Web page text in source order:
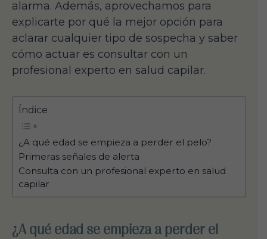
alarma. Además, aprovechamos para
explicarte por qué la mejor opción para
aclarar cualquier tipo de sospecha y saber
cómo actuar es consultar con un
profesional experto en salud capilar.
Índice
¿A qué edad se empieza a perder el pelo?
Primeras señales de alerta
Consulta con un profesional experto en salud
capilar
¿A qué edad se empieza a perder el